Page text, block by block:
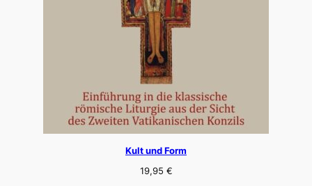
Kult und Form
19,95 €